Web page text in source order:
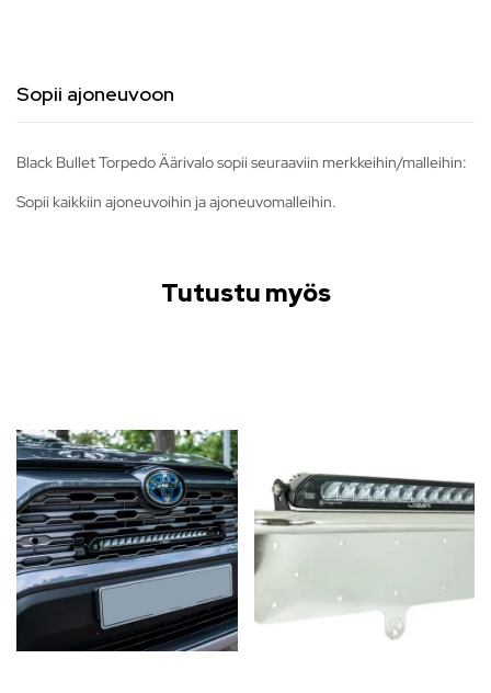
Sopii ajoneuvoon
Black Bullet Torpedo Äärivalo sopii seuraaviin merkkeihin/malleihin:
Sopii kaikkiin ajoneuvoihin ja ajoneuvomalleihin.
Tutustu myös